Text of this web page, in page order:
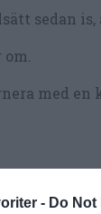
- Do
sedan is,
om.
med